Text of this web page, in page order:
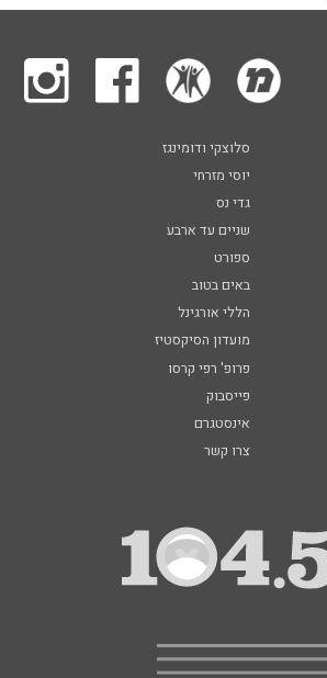
סלוצקי ודומינגז
יוסי מזרחי
גדי נס
שניים עד ארבע
ספורט
באים בטוב
הללי אורגינל
מועדון הסיקסטיז
פרופ' רפי קרסו
פייסבוק
אינסטגרם
צרו קשר